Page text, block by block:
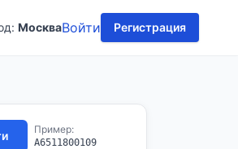
МоскваВойти Регистрация
Пример:
A6511800109